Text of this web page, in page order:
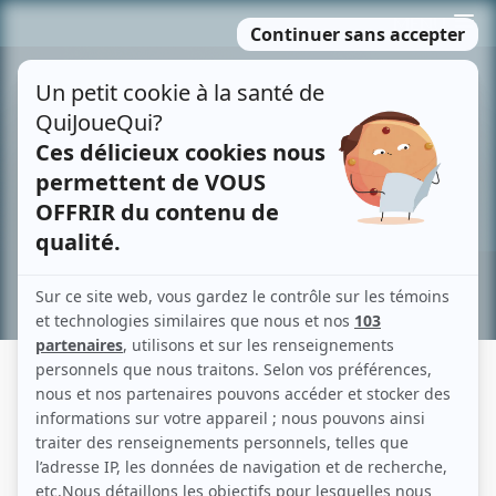
MENU
contenu
Recherche avancée »
BERTRAND GAGNON
Liens
Fiche de Bertrand Gagnon sur Showbizz.net